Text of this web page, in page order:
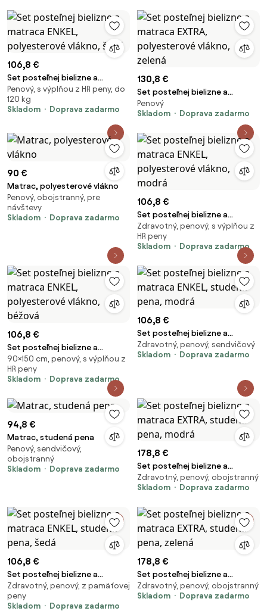
106,8 €
Set posteľnej bielizne a
matraca ENKEL, polyesterové
vlákno, šedá
Penový, s výplňou z HR peny, do
120 kg
Skladom
Doprava zadarmo
130,8 €
Set posteľnej bielizne a
matraca EXTRA, polyesterové
vlákno, zelená
Penový
Skladom
Doprava zadarmo
90 €
Matrac, polyesterové vlákno
Penový, obojstranný, pre
návštevy
Skladom
Doprava zadarmo
106,8 €
Set posteľnej bielizne a
matraca ENKEL, polyesterové
vlákno, modrá
Zdravotný, penový, s výplňou z
HR peny
Skladom
Doprava zadarmo
106,8 €
Set posteľnej bielizne a
matraca ENKEL, polyesterové
vlákno, béžová
90×150 cm, penový, s výplňou z
HR peny
Skladom
Doprava zadarmo
106,8 €
Set posteľnej bielizne a
matraca ENKEL, studená pena,
modrá
Zdravotný, penový, sendvičový
Skladom
Doprava zadarmo
94,8 €
Matrac, studená pena
Penový, sendvičový,
obojstranný
Skladom
Doprava zadarmo
178,8 €
Set posteľnej bielizne a
matraca EXTRA, studená pena,
modrá
Zdravotný, penový, obojstranný
Skladom
Doprava zadarmo
106,8 €
Set posteľnej bielizne a
matraca ENKEL, studená pena,
šedá
Zdravotný, penový, z pamäťovej
peny
Skladom
Doprava zadarmo
178,8 €
Set posteľnej bielizne a
matraca EXTRA, studená pena,
zelená
Zdravotný, penový, obojstranný
Skladom
Doprava zadarmo